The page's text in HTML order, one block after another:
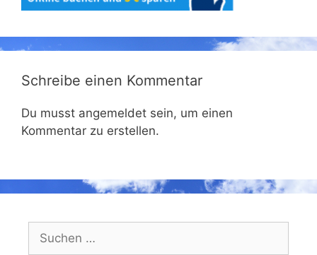
Schreibe einen Kommentar
Du musst angemeldet sein, um einen
Kommentar zu erstellen.
nach: